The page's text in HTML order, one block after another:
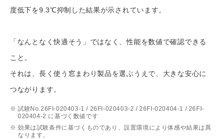
度低下を9.3℃抑制した結果が示されています。
「なんとなく快適そう」ではなく、性能を数値で確認できる
こと。
それは、長く使う窓まわり製品を選ぶうえで、大きな安心に
つながります。
試験No.26FI-020403-1 / 26FI-020403-2 / 26FI-020404-1 / 26FI-
020404-2 に基づく数値です
効果は試験条件に基づくものであり、設置環境により体感や結果は異
なります。